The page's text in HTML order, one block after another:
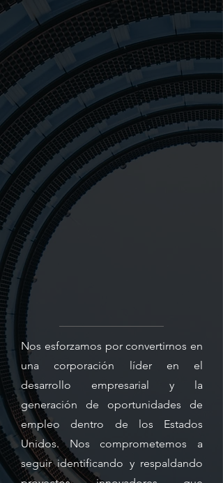
Nos esforzamos por convertirnos en
una corporación líder en el
desarrollo empresarial y la
generación de oportunidades de
empleo dentro de los Estados
Unidos. Nos comprometemos a
seguir identificando y respaldando